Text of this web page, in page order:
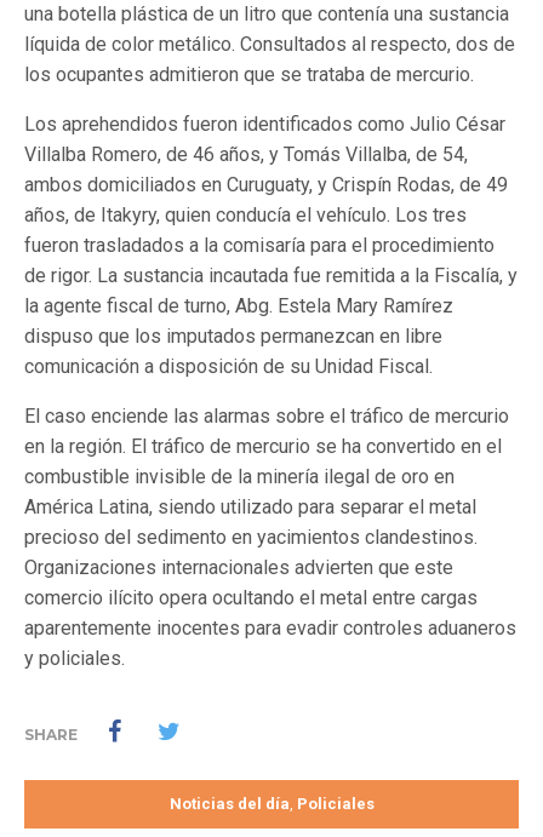
una botella plástica de un litro que contenía una sustancia
líquida de color metálico. Consultados al respecto, dos de
los ocupantes admitieron que se trataba de mercurio.
Los aprehendidos fueron identificados como Julio César
Villalba Romero, de 46 años, y Tomás Villalba, de 54,
ambos domiciliados en Curuguaty, y Crispín Rodas, de 49
años, de Itakyry, quien conducía el vehículo. Los tres
fueron trasladados a la comisaría para el procedimiento
de rigor. La sustancia incautada fue remitida a la Fiscalía, y
la agente fiscal de turno, Abg. Estela Mary Ramírez
dispuso que los imputados permanezcan en libre
comunicación a disposición de su Unidad Fiscal.
El caso enciende las alarmas sobre el tráfico de mercurio
en la región. El tráfico de mercurio se ha convertido en el
combustible invisible de la minería ilegal de oro en
América Latina, siendo utilizado para separar el metal
precioso del sedimento en yacimientos clandestinos.
Organizaciones internacionales advierten que este
comercio ilícito opera ocultando el metal entre cargas
aparentemente inocentes para evadir controles aduaneros
y policiales.
SHARE
Noticias del día Policiales